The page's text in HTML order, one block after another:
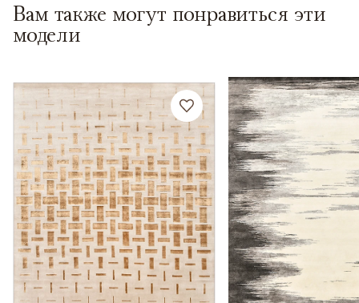
Вам также могут понравиться эти
модели